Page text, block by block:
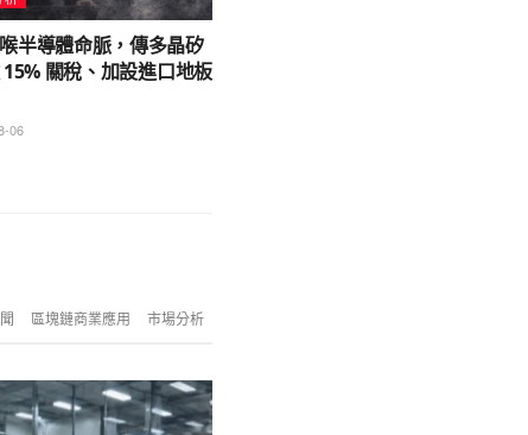
半導體命脈，傳多晶矽
關稅、加設進口地板
06
區塊鏈商業應用 市場分析